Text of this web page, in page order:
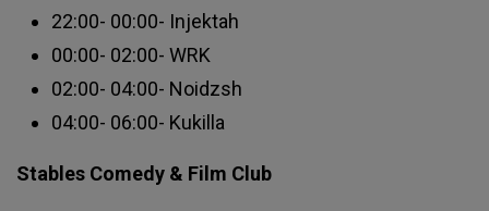
22:00- 00:00- Injektah
00:00- 02:00- WRK
02:00- 04:00- Noidzsh
04:00- 06:00- Kukilla
Stables Comedy & Film Club